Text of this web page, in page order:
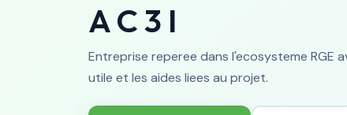
A C 3 I
Entreprise reperee dans l'ecosysteme RGE
utile et les aides liees au projet.